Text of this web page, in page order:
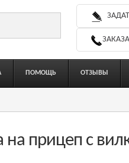
ПОМОЩЬ ОТЗЫВЫ
на прицеп с